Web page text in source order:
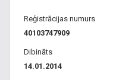
Reģistrācijas numurs
40103747909
Dibināts
14.01.2014